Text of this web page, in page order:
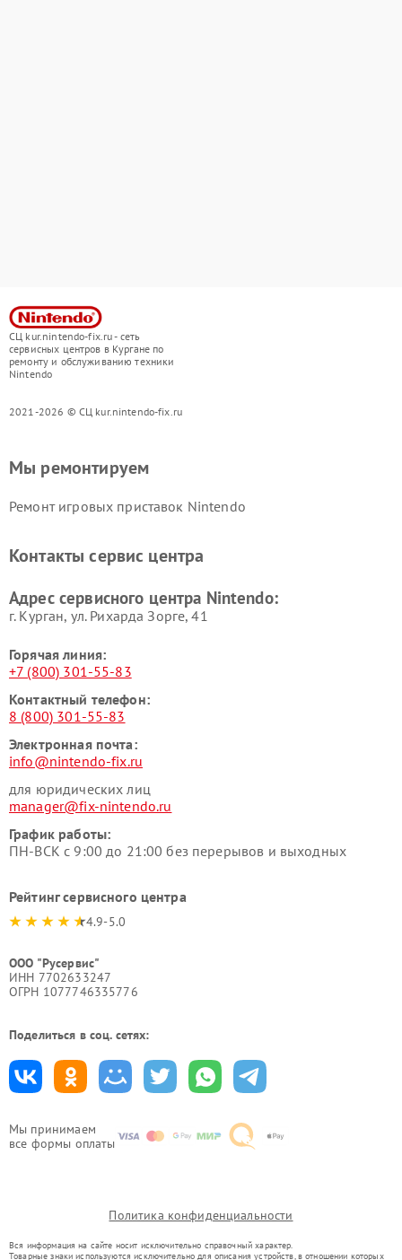
СЦ kur.nintendo-fix.ru - сеть
сервисных центров в Кургане по
ремонту и обслуживанию техники
Nintendo
2021-2026 © СЦ kur.nintendo-fix.ru
Мы принимаем
все формы оплаты
Мы ремонтируем
Ремонт игровых приставок Nintendo
Контакты сервис центра
Адрес сервисного центра Nintendo:
г. Курган, ул. Рихарда Зорге, 41
Горячая линия:
+7 (800) 301-55-83
Контактный телефон:
8 (800) 301-55-83
Электронная почта:
info@nintendo-fix.ru
для юридических лиц
manager@fix-nintendo.ru
График работы:
ПН-ВСК с 9:00 до 21:00 без перерывов и выходных
Рейтинг сервисного центра
4.9-5.0
ООО "Русервис"
ИНН 7702633247
ОГРН 1077746335776
Поделиться в соц. сетях:
Политика конфиденциальности
Вся информация на сайте носит исключительно справочный характер.
Товарные знаки используются исключительно для описания устройств, в отношении которых